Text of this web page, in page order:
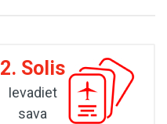
2. Solis
Ievadiet
sava